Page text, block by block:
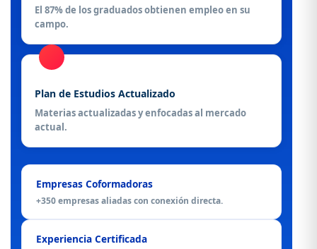
El 87% de los graduados obtienen empleo en su
campo.
Plan de Estudios Actualizado
Materias actualizadas y enfocadas al mercado
actual.
Empresas Coformadoras
+350 empresas aliadas con conexión directa.
Experiencia Certificada